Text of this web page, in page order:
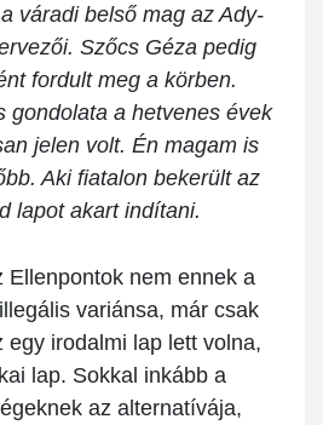
váradi belső mag az Ady-
Szőcs Géza pedig
fordult meg a körben.
gondolata a hetvenes évek
jelen volt. Én magam is
Aki fiatalon bekerült az
lapot akart indítani.
Ellenpontok nem ennek a
variánsa, már csak
egy irodalmi lap lett volna,
lap. Sokkal inkább a
az alternatívája,